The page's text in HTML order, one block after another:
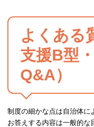
よくある
支援B型
Q&A）
制度の細かな点は自治体に
お答えする内容は一般的な